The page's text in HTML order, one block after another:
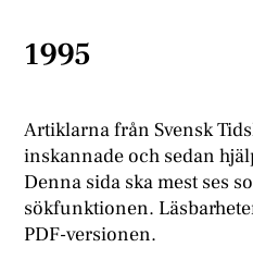
1995
Artiklarna från Svensk
inskannade och sedan
Denna sida ska mest ses
sökfunktionen.
PDF-versionen.